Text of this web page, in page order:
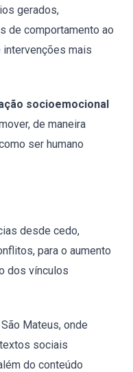
gerados,
de comportamento ao
mais
socioemocional
de maneira
ser humano
desde cedo,
para o aumento
dos vínculos
Mateus, onde
sociais
do conteúdo